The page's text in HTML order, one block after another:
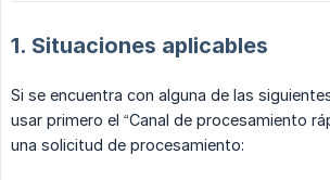
1. Situaciones aplicables
Si se encuentra con alguna de las
usar primero el “Canal de procesamiento
una solicitud de procesamiento: